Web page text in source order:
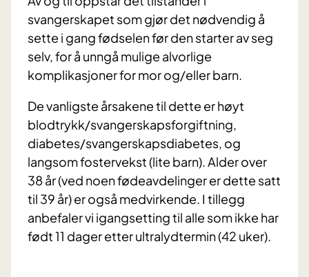
svangerskapet som gjør det nødvendig å
sette i gang fødselen før den starter av seg
selv, for å unngå mulige alvorlige
komplikasjoner for mor og/eller barn.
De vanligste årsakene til dette er høyt
blodtrykk/svangerskapsforgiftning,
diabetes/svangerskapsdiabetes, og
langsom fostervekst (lite barn). Alder over
38 år (ved noen fødeavdelinger er dette satt
til 39 år) er også medvirkende. I tillegg
anbefaler vi igangsetting til alle som ikke har
født 11 dager etter ultralydtermin (42 uker).